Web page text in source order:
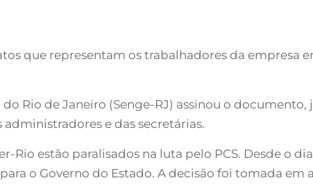
que representam os trabalhadores da empresa
Rio de Janeiro (Senge-RJ) assinou o
e das secretárias.
Rio estão paralisados na luta pelo PCS. Desde o
o Governo do Estado. A decisão foi tomada em